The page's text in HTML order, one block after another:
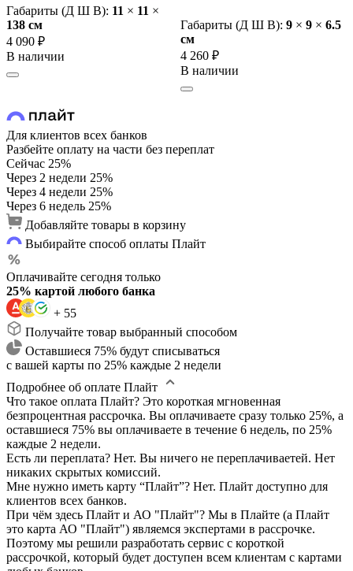
Габариты (Д Ш В): 11 × 11 ×
138 cм
4 090 ₽
В наличии
Габариты (Д Ш В): 9 × 9 × 6.5
cм
4 260 ₽
В наличии
Для клиентов всех банков
Разбейте оплату на части без переплат
Сейчас 25%
Через 2 недели 25%
Через 4 недели 25%
Через 6 недель 25%
Добавляйте товары в корзину
Выбирайте способ оплаты Плайт
Оплачивайте сегодня только
25% картой любого банка
+ 55
Получайте товар выбранный способом
Оставшиеся 75% будут списываться
с вашей карты по 25% каждые 2 недели
Подробнее об оплате Плайт
Что такое оплата Плайт? Это короткая мгновенная
безпроцентная рассрочка. Вы оплачиваете сразу только 25%, а
оставшиеся 75% вы оплачиваете в течение 6 недель, по 25%
каждые 2 недели.
Есть ли переплата? Нет. Вы ничего не переплачиваетей. Нет
никаких скрытых комиссий.
Мне нужно иметь карту “Плайт”? Нет. Плайт доступно для
клиентов всех банков.
При чём здесь Плайт и АО "Плайт"? Мы в Плайте (а Плайт
это карта АО "Плайт") являемся экспертами в рассрочке.
Поэтому мы решили разработать сервис с короткой
рассрочкой, который будет доступен всем клиентам с картами